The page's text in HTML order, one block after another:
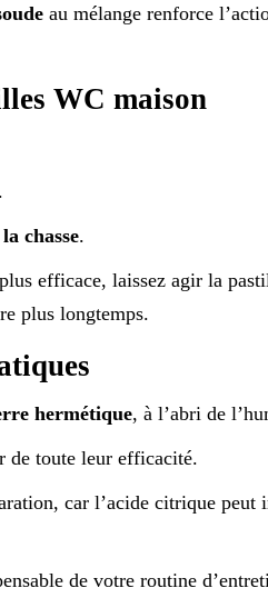
au mélange renforce
WC maison
chasse.
efficace, laissez agir la
plus longtemps.
hermétique, à l’abri de
toute leur efficacité.
car l’acide citrique peut
de votre routine